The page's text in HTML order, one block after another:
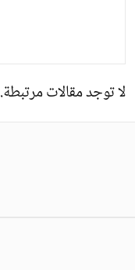
لا توجد مقالات مرتبطة.